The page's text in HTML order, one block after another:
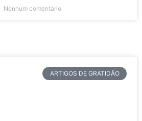
Nenhum comentário
ARTIGOS DE GRATIDÃO